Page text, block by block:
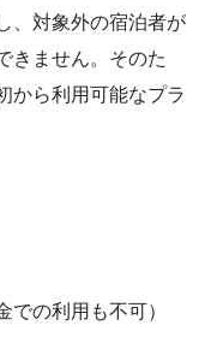
、対象外の宿泊者が
きません。そのた
から利用可能なプラ
での利用も不可）